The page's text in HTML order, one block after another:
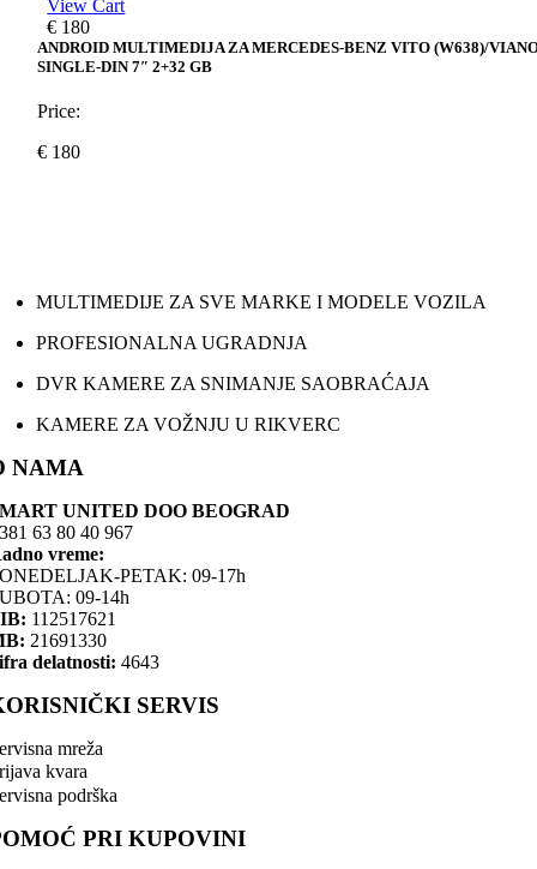
View Cart
€ 180
ANDROID MULTIMEDIJA ZA MERCEDES-BENZ VITO (W638)/
SINGLE-DIN 7″ 2+32 GB
Price:
€ 180
MULTIMEDIJE ZA SVE MARKE I MODELE VOZILA
PROFESIONALNA UGRADNJA
DVR KAMERE ZA SNIMANJE SAOBRAĆAJA
KAMERE ZA VOŽNJU U RIKVERC
NAMA
UNITED DOO BEOGRAD
63 80 40 967
vreme:
PETAK: 09-17h
09-14h
112517621
21691330
delatnosti: 4643
SERVIS
mreža
kvara
podrška
PRI KUPOVINI